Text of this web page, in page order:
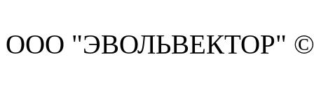
ООО "ЭВОЛЬВЕКТОР" ©